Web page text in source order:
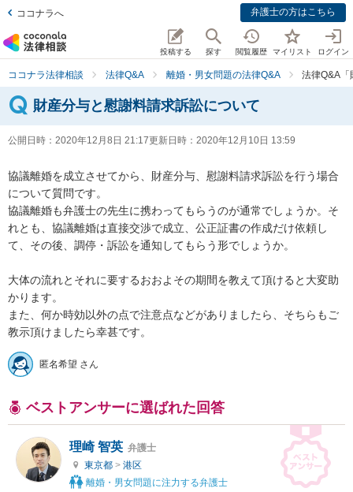
ココナラへ 弁護士の方はこちら
投稿する 探す 閲覧履歴 マイリスト ログイン
ココナラ法律相談 法律Q&A 離婚・男女問題の法律Q&A 法律Q&A「
財産分与と慰謝料請求訴訟について
公開日時： 2020年12月8日 21:17更新日時： 2020年12月10日 13:59
協議離婚を成立させてから、財産分与、慰謝料請求訴訟を行う場合
について質問です。
協議離婚も弁護士の先生に携わってもらうのが通常でしょうか。そ
れとも、協議離婚は直接交渉で成立、公正証書の作成だけ依頼し
て、その後、調停・訴訟を通知してもらう形でしょうか。
大体の流れとそれに要するおおよその期間を教えて頂けると大変助
かります。
また、何か時効以外の点で注意点などがありましたら、そちらもご
教示頂けましたら幸甚です。
匿名希望 さん
ベストアンサーに選ばれた回答
理崎 智英 弁護士
東京都 > 港区
離婚・男女問題に注力する弁護士